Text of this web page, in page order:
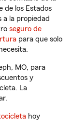
de los Estados
a la propiedad
seguro de
para que solo
MO, para
y
La
hoy